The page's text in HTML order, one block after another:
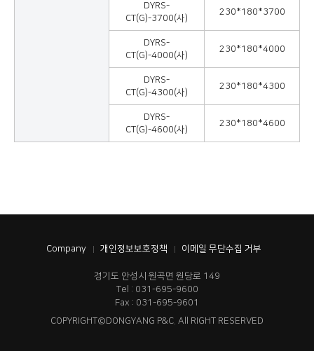
DYRS-
CT(G)-3700(사)
230*180*3700
DYRS-
CT(G)-4000(사)
230*180*4000
DYRS-
CT(G)-4300(사)
230*180*4300
DYRS-
CT(G)-4600(사)
230*180*4600
Company 개인정보보호정책 이메일 무단수집 거부
경기도 안성시 원곡면 원당로 149
Tel : 031-695-9600
Fax : 031-695-9601
COPYRIGHT©DONGYANG P&C. All RIGHT RESERVED